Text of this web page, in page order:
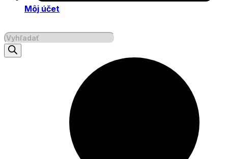
Môj účet
Products
search